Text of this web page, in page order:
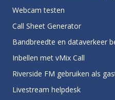
Webcam testen
Call Sheet Generator
Bandbreedte en dataverkeer
Inbellen met vMix Call
Riverside FM gebruiken als
Livestream helpdesk